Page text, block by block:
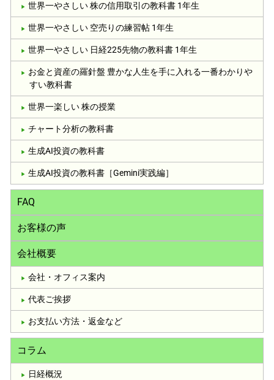
世界一やさしい 株の信用取引の教科書 1年生
世界一やさしい 空売りの練習帖 1年生
世界一やさしい 日経225先物の教科書 1年生
お金と資産の羅針盤 豊かな人生を手に入れる一番わかりや
すい教科書
世界一楽しい 株の授業
チャート分析の教科書
生成AI投資の教科書
生成AI投資の教科書［Gemini実践編］
FAQ
お客様の声
会社概要
会社・オフィス案内
代表ご挨拶
お支払い方法・返金など
コラム
日経概況